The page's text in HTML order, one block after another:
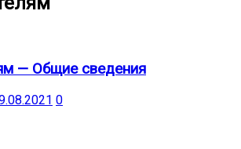
— Общие сведения
0